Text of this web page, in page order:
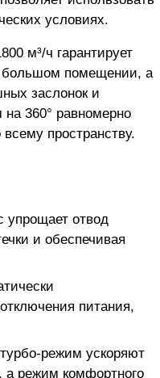
условиях.
м³/ч гарантирует
большом помещении, а
заслонок и
на 360° равномерно
пространству.
упрощает отвод
и обеспечивая
питания,
режим ускоряют
а режим комфортного